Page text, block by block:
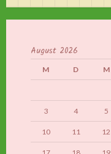
August 2026
M D M
3 4 5
10 11 12